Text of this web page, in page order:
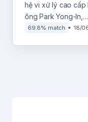
hệ vi xử lý cao cấp
ông Park Yong-In,…
69.8% match 18/